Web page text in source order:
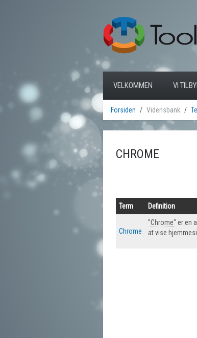
VELKOMMEN VI
Forsiden Vidensbank
CHROME
Term Definition
Chrome
"Chrome" er en
at vise